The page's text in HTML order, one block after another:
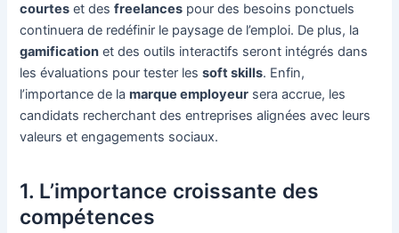
courtes et desfreelances pour des besoins ponctuels
continuera de redéfinir le paysage de l’emploi. De plus, la
gamification et des outils interactifs seront intégrés dans
les évaluations pour tester lessoft skills. Enfin,
l’importance de lamarque employeur sera accrue, les
candidats recherchant des entreprises alignées avec leurs
valeurs et engagements sociaux.
1. L’importance croissante des
compétences